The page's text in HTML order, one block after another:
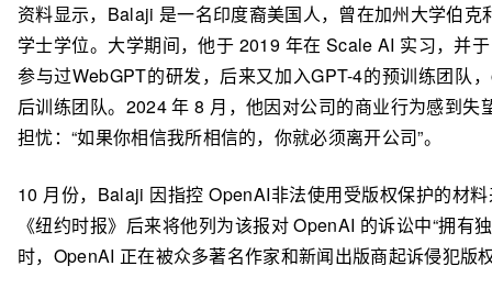
资料显示，Balaji 是一名印度裔美国人，曾在加州大学伯克
学士学位。大学期间，他于 2019 年在 Scale AI 实习，并
参与过WebGPT的研发，后来又加入GPT-4的预训练团队
后训练团队。2024 年 8 月，他因对公司的商业行为感到失
担忧：“如果你相信我所相信的，你就必须离开公司”。
10 月份，Balaji 因指控 OpenAI非法使用受版权保护的材
《纽约时报》后来将他列为该报对 OpenAI 的诉讼中“拥有
时，OpenAI 正在被众多著名作家和新闻出版商起诉侵犯版